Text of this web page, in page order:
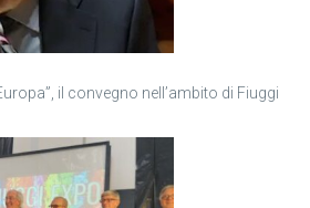
il convegno nell’ambito di Fiuggi